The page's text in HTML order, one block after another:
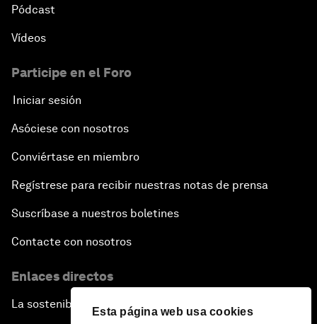
Esta página web usa cookies
Pódcast
Vídeos
Participe en el Foro
Iniciar sesión
Asóciese con nosotros
Conviértase en miembro
Regístrese para recibir nuestras notas de prensa
Suscríbase a nuestros boletines
Contacte con nosotros
Enlaces directos
La sostenibilidad en el Foro